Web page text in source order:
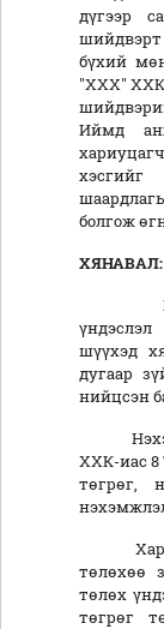
дүгээр
бүхий
"ХХХ" ХХК
Иймд
болгож
ХЯНАВАЛ:
шүүхэд
дугаар
нийцсэн
ХХК-иас 8
төгрөг,
төлөхөө
төлөх
төгрөг